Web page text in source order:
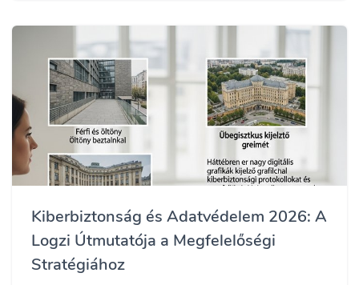
Kiberbiztonság és Adatvédelem 2026: A
Logzi Útmutatója a Megfelelőségi
Stratégiához